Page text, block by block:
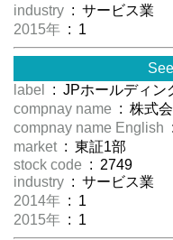
industry : サービス業
2015年 : 1
label
: JPホールディン
compnay name : 株式
compnay name English
market : 東証1部
stock code : 2749
industry : サービス業
2014年 : 1
2015年 : 1